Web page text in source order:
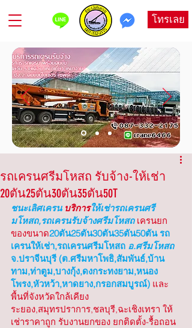
โทรเลย
รถเครนศรีมโหสถ รับจ้าง-ให้เช่า
20ตัน25ตัน30ตัน35ตัน50T
ชนะเลิศเครน บริการให้เช่ารถเครนศรี
มโหสถ,รถเครนรับจ้างศรีมโหสถ เครนยก
ของขนาด20ตัน25ตัน30ตัน35ตัน50ตัน รถ
เครนให้เช่า,รถเครนศรีมโหสถ อ.ศรีมโหสถ
จ.ปราจีนบุรี (ต.ศรีมหาโพธิ,สัมพันธ์,บ้าน
ทาม,ท่าตูม,บางกุ้ง,ดงกระทงยาม,หนอง
โพรง,หัวหว้า,หาดยาง,กรอกสมบูรณ์) และ
พื้นที่จังหวัดใกล้เคียง
ระยอง,สมุทรปราการ,ชลบุรี,ฉะเชิงเทรา ให้
เช่าราคาถูก รับงานยกของ ยกติดตั้ง-รื้อถอน